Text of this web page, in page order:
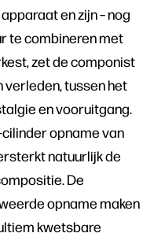
en zijn – nog
te combineren met
zet de componist
verleden, tussen het
en vooruitgang.
opname van
natuurlijk de
De
opname maken
kwetsbare